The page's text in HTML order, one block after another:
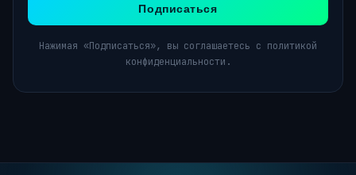
Подписаться
Нажимая «Подписаться», вы соглашаетесь с политикой
конфиденциальности.